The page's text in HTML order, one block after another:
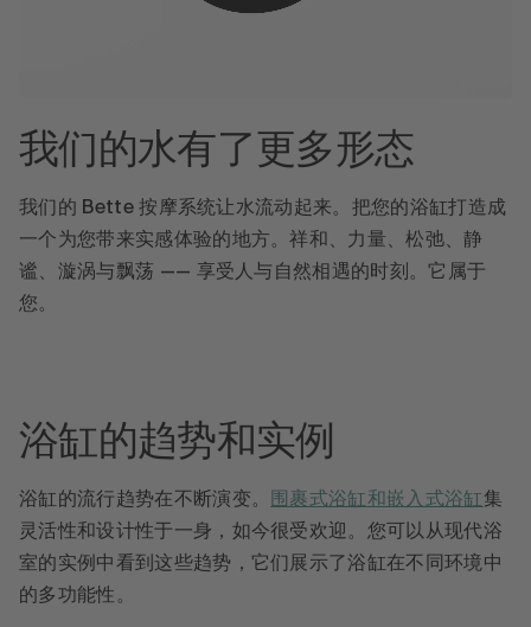
我们的水有了更多形态
我们的 Bette 按摩系统让水流动起来。把您的浴缸打造成
一个为您带来实感体验的地方。祥和、力量、松弛、静
谧、漩涡与飘荡 —— 享受人与自然相遇的时刻。它属于
您。
浴缸的趋势和实例
浴缸的流行趋势在不断演变。 围裹式浴缸和嵌入式浴缸集
灵活性和设计性于一身，如今很受欢迎。您可以从现代浴
室的实例中看到这些趋势，它们展示了浴缸在不同环境中
的多功能性。